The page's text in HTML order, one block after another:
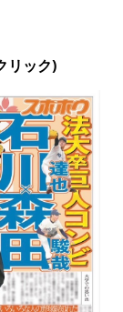
リック)